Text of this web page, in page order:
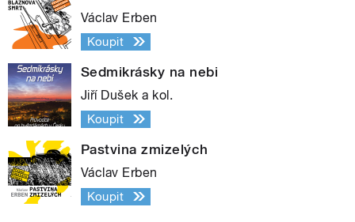
Václav Erben
Koupit
Sedmikrásky na nebi
Jiří Dušek a kol.
Koupit
Pastvina zmizelých
Václav Erben
Koupit